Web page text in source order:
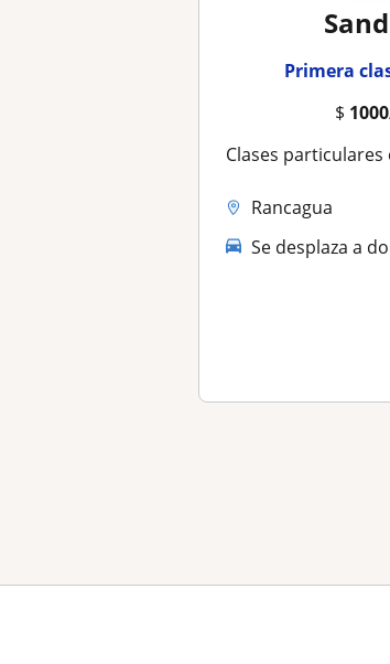
Primera
$ 1000
Clases particulares en
Rancagua
Se desplaza a